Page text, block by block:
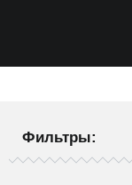
Фильтры: